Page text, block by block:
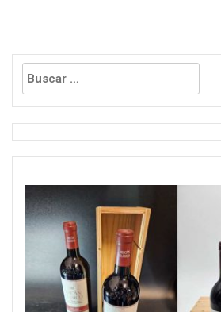
Buscar: